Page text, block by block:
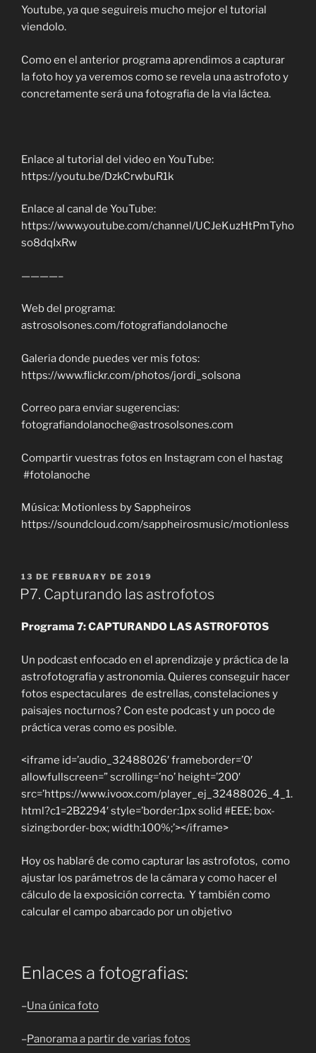
Youtube, ya que seguireis mucho mejor el tutorial
viendolo.
Como en el anterior programa aprendimos a capturar
la foto hoy ya veremos como se revela una astrofoto y
concretamente será una fotografia de la via láctea.
Enlace al tutorial del video en YouTube:
https://youtu.be/DzkCrwbuR1k
Enlace al canal de YouTube:
https://www.youtube.com/channel/UCJeKuzHtPmTyho
so8dqIxRw
————–
Web del programa:
astrosolsones.com/fotografiandolanoche
Galeria donde puedes ver mis fotos:
https://www.flickr.com/photos/jordi_solsona
Correo para enviar sugerencias:
fotografiandolanoche@astrosolsones.com
Compartir vuestras fotos en Instagram con el hastag
#fotolanoche
Música: Motionless by Sappheiros
https://soundcloud.com/sappheirosmusic/motionless
POSTED
ON
13 DE FEBRUARY DE 2019
P7. Capturando las astrofotos
Programa 7: CAPTURANDO LAS ASTROFOTOS
Un podcast enfocado en el aprendizaje y práctica de la
astrofotografia y astronomia. Quieres conseguir hacer
fotos espectaculares de estrellas, constelaciones y
paisajes nocturnos? Con este podcast y un poco de
práctica veras como es posible.
<iframe id=’audio_32488026′ frameborder=’0′
allowfullscreen=” scrolling=’no’ height=’200′
src=’https://www.ivoox.com/player_ej_32488026_4_1.
html?c1=2B2294′ style=’border:1px solid #EEE; box-
sizing:border-box; width:100%;’></iframe>
Hoy os hablaré de como capturar las astrofotos, como
ajustar los parámetros de la cámara y como hacer el
cálculo de la exposición correcta. Y también como
calcular el campo abarcado por un objetivo
Enlaces a fotografias:
–Una única foto
–Panorama a partir de varias fotos